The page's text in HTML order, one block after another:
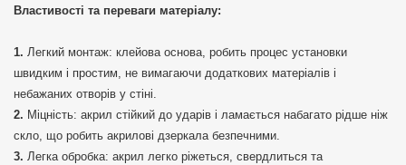
Властивості та переваги матеріалу:
Легкий монтаж: клейова основа, робить процес установки
швидким і простим, не вимагаючи додаткових матеріалів і
небажаних отворів у стіні.
Міцність: акрил стійкий до ударів і ламається набагато рідше ніж
скло, що робить акрилові дзеркала безпечними.
Легка обробка: акрил легко ріжеться, свердлиться та